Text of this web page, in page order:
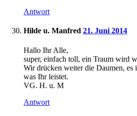
Antwort
Hilde u. Manfred 21. Juni 2014
Hallo Ihr Alle,
super, einfach toll, ein Traum wird
Wir drücken weiter die Daumen,
was Ihr leistet.
VG. H. u. M
Antwort